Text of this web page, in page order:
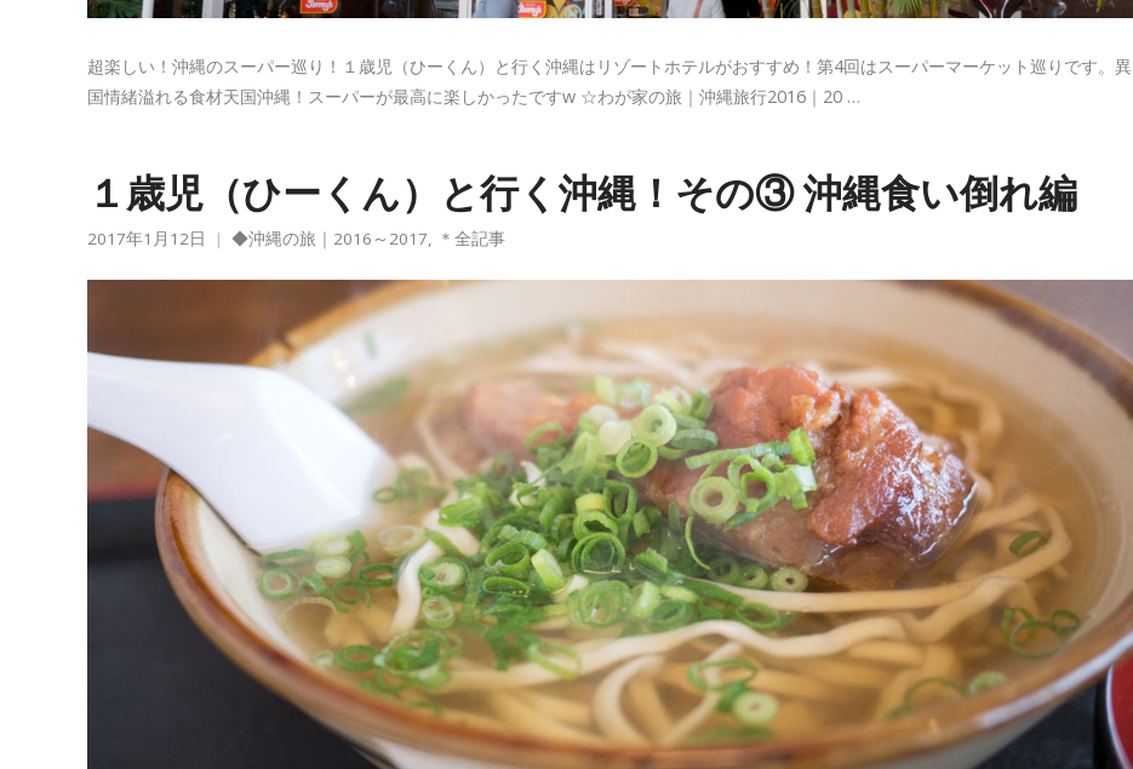
超楽しい！沖縄のスーパー巡り！１歳児（ひーくん）と行く沖縄はリゾートホテルがおすすめ！第4回はスーパーマーケット巡りです。異
国情緒溢れる食材天国沖縄！スーパーが最高に楽しかったですw ☆わが家の旅｜沖縄旅行2016｜20 …
１歳児（ひーくん）と行く沖縄！その③ 沖縄食い倒れ編
2017年1月12日 ◆沖縄の旅｜2016～2017 ＊全記事